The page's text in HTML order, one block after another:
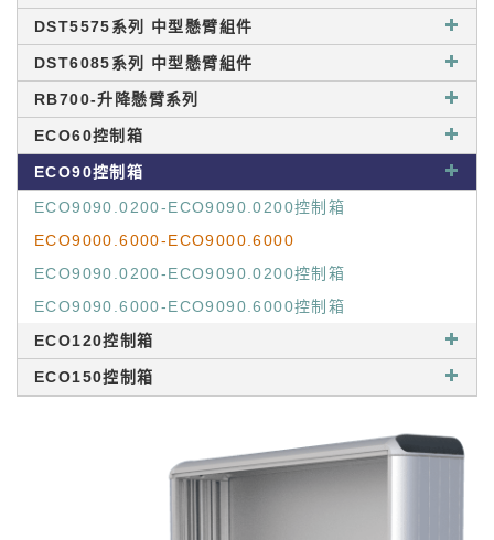
DST5575系列 中型懸臂組件
DST6085系列 中型懸臂組件
RB700-升降懸臂系列
ECO60控制箱
ECO90控制箱
ECO9090.0200-ECO9090.0200控制箱
ECO9000.6000-ECO9000.6000
ECO9090.0200-ECO9090.0200控制箱
ECO9090.6000-ECO9090.6000控制箱
ECO120控制箱
ECO150控制箱